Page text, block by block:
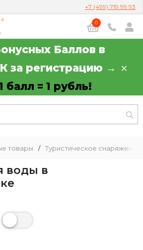
+7 (499) 719 99 93
0
Баллов в
за регистрацию →
балл = 1 рубль!
товары / Туристическое снаряжение
воды в